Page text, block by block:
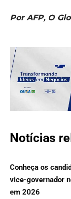
Por AFP, O
Notícias
Conheça os
vice-governador
em 2026